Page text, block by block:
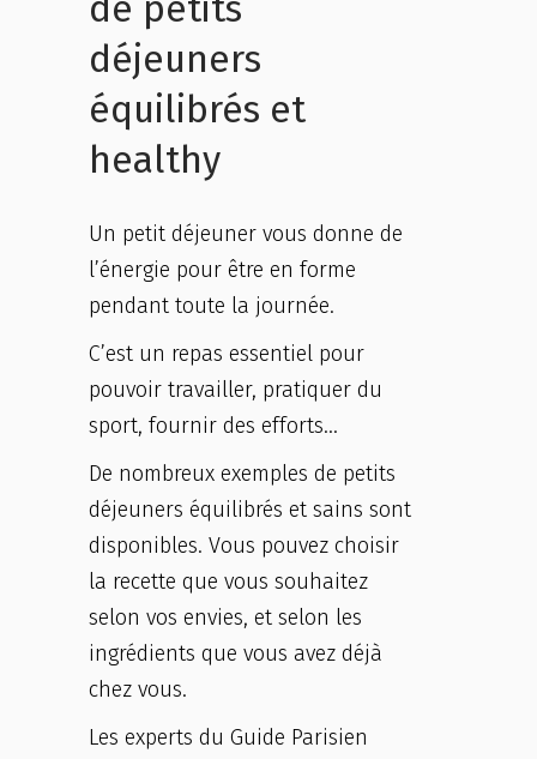
de petits
déjeuners
équilibrés et
healthy
Un petit déjeuner vous donne de
l’énergie pour être en forme
pendant toute la journée.
C’est un repas essentiel pour
pouvoir travailler, pratiquer du
sport, fournir des efforts…
De nombreux exemples de petits
déjeuners équilibrés et sains sont
disponibles. Vous pouvez choisir
la recette que vous souhaitez
selon vos envies, et selon les
ingrédients que vous avez déjà
chez vous.
Les experts du Guide Parisien